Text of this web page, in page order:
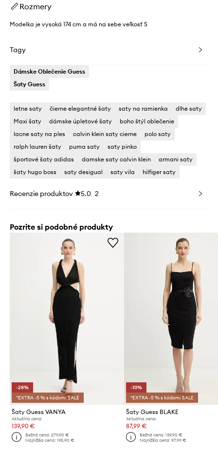
Rozmery
Modelka je vysoká 174 cm a má na sebe veľkosť S
Tagy
Dámske Oblečenie Guess
Šaty Guess
letne saty čierne elegantné šaty saty na ramienka
dlhe saty
Maxi šaty
dámske úpletové šaty
boho štýl oblečenie
lacne saty na ples
calvin klein saty cierne
polo saty
ralph lauren šaty
puma saty
saty pinko
športové šaty adidas
damske saty calvin klein
armani saty
šaty hugo boss
saty desigual saty vila hilfiger saty
Recenzie produktov 5.0 2
Pozrite si podobné produkty
-28%
*EXTRA -5 % s kódom: SALE
Šaty Guess VANYA
Aktuálna cena:
139,90 €
Bežná cena:279,90 €
Najnižšia cena:195,90 €
-10%
*EXTRA -5 % s kódom: SALE
Šaty Guess BLAKE
Aktuálna cena:
87,99 €
Bežná cena: 139,90 €
Najnižšia cena: 97,99 €